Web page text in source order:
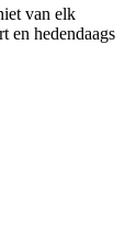
van elk
en hedendaags